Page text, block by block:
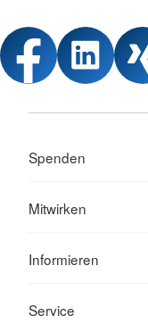
Spenden
Mitwirken
Informieren
Service